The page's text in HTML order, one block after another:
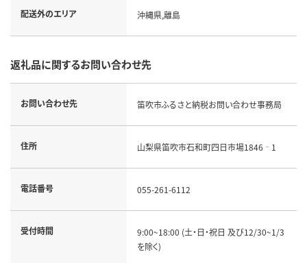
配送外のエリア 沖縄県,離島
返礼品に関するお問い合わせ先
お問い合わせ先 笛吹市ふるさと納税お問い合わせ事務局
住所 山梨県笛吹市石和町四日市場1846‐1
電話番号 055-261-6112
受付時間
9:00~18:00 (土・日・祝日 及び12/30~1/3
を除く)